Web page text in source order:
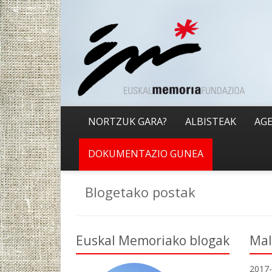
NORTZUK GARA? ALBISTEAK
DOKUMENTAZIO GUNEA
Blogetako postak
Euskal Memoriako blogak